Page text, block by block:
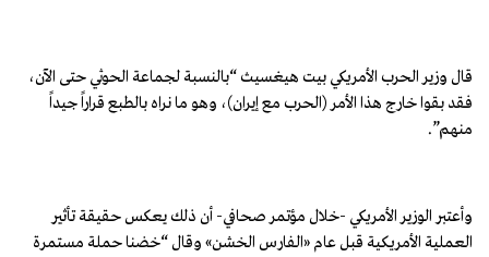
قال وزير الحرب الأمريكي بيت هيغسيث “بالنسبة لجماعة الحوثي حتى الآن،
فقد بقوا خارج هذا الأمر (الحرب مع إيران)، وهو ما نراه بالطبع قراراً جيداً
منهم”.
وأعتبر الوزير الأمريكي -خلال مؤتمر صحافي- أن ذلك يعكس حقيقة تأثير
العملية الأمريكية قبل عام «الفارس الخشن» وقال “خضنا حملة مستمرة